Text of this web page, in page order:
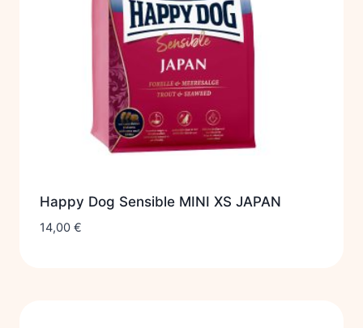
Happy Dog Sensible MINI XS JAPAN
14,00 €